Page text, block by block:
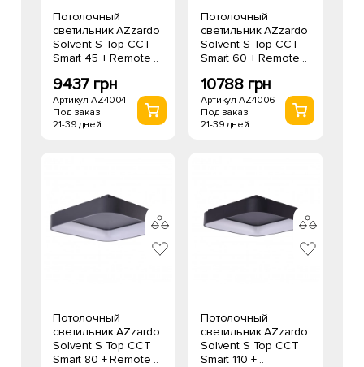
Потолочный
светильник AZzardo
Solvent S Top CCT
Smart 45 + Remote ..
9437 грн
Артикул AZ4004
Под заказ
21-39 дней
Потолочный
светильник AZzardo
Solvent S Top CCT
Smart 60 + Remote ..
10788 грн
Артикул AZ4006
Под заказ
21-39 дней
Потолочный
светильник AZzardo
Solvent S Top CCT
Smart 80 + Remote ..
Потолочный
светильник AZzardo
Solvent S Top CCT
Smart 110 + ..